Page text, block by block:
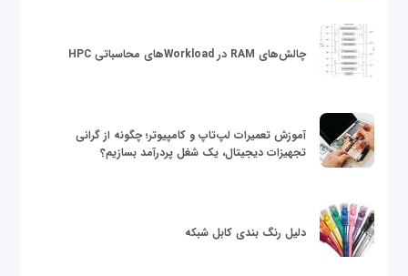
چالش‌های RAM در Workloadهای محاسباتی HPC
آموزش تعمیرات لپ‌تاپ و کامپیوتر؛ چگونه از گرانی
تجهیزات دیجیتال، یک شغل پردرآمد بسازیم؟
دلیل رنگ بندی کابل شبکه